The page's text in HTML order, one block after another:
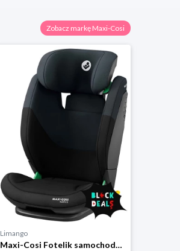
Zobacz markę Maxi-Cosi
Limango
Maxi-Cosi Fotelik samochodowy "RodiFix S i-Size" w kolorze czarnym - grupa 2/3 rozmiar: onesize